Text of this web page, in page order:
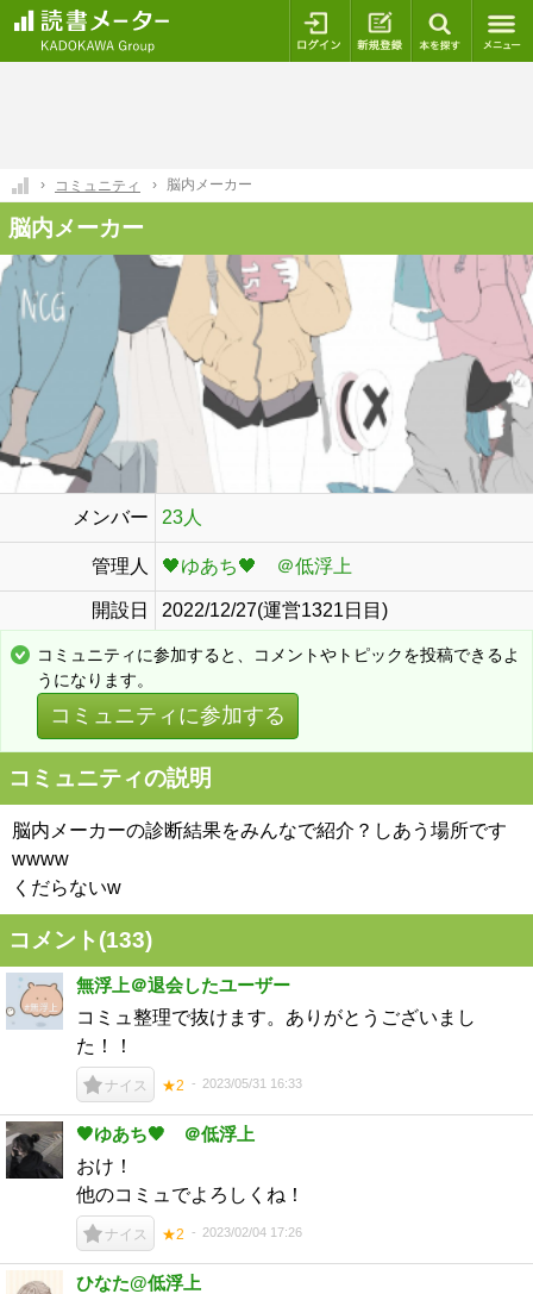
ログイン 新規登録
コミュニティ 脳内メーカー
脳内メーカー
メンバー 23人
管理人 🖤ゆあち🖤 ＠低浮上
開設日 2022/12/27(運営1321日目)
コミュニティに参加すると、コメントやトピックを投稿できるよ
うになります。
コミュニティに参加する
コミュニティの説明
脳内メーカーの診断結果をみんなで紹介？しあう場所です
wwww
くだらないw
コメント(133)
無浮上＠退会したユーザー
コミュ整理で抜けます。ありがとうございまし
た！！
ナイス ★2 2023/05/31 16:33
🖤ゆあち🖤 ＠低浮上
おけ！
他のコミュでよろしくね！
ナイス ★2 2023/02/04 17:26
ひなた@低浮上